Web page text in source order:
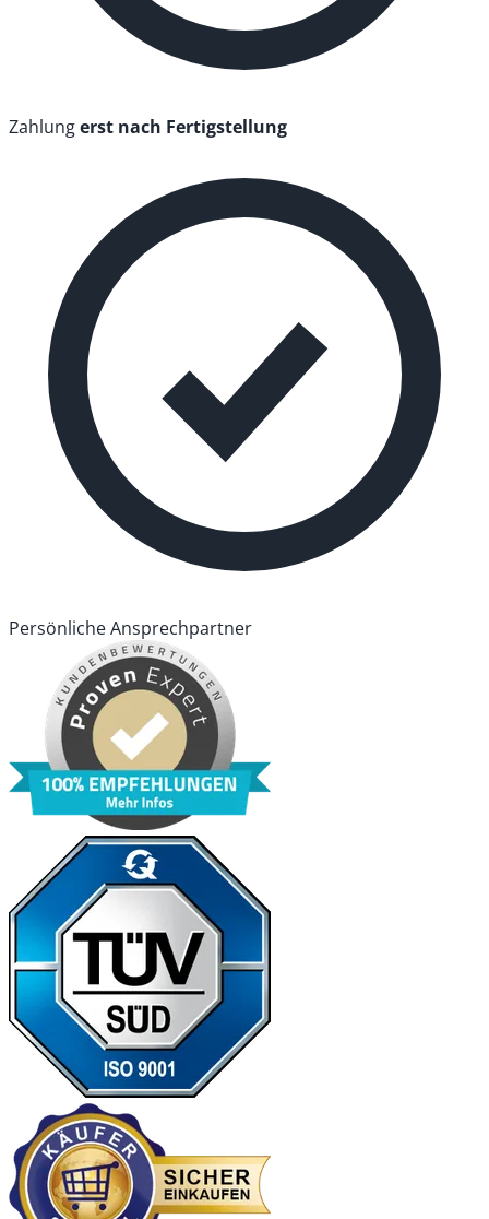
Zahlungerst nach Fertigstellung
Persönliche Ansprechpartner